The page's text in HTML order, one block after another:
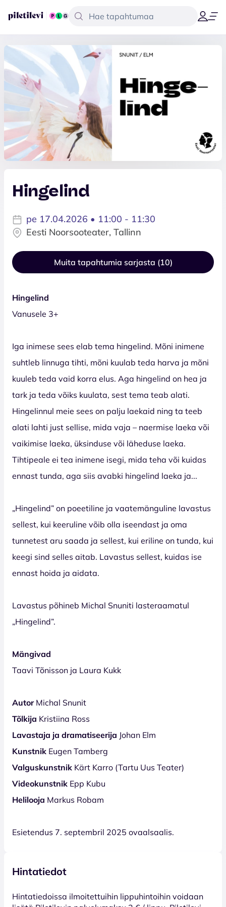
Hingelind
pe 17.04.2026 • 11:00 - 11:30
Eesti Noorsooteater, Tallinn
Muita tapahtumia sarjasta (10)
Hingelind
Vanusele 3+
Iga inimese sees elab tema hingelind. Mõni inimene
suhtleb linnuga tihti, mõni kuulab teda harva ja mõni
kuuleb teda vaid korra elus. Aga hingelind on hea ja
tark ja teda võiks kuulata, sest tema teab alati.
Hingelinnul meie sees on palju laekaid ning ta teeb
alati lahti just sellise, mida vaja – naermise laeka või
vaikimise laeka, üksinduse või läheduse laeka.
Tihtipeale ei tea inimene isegi, mida teha või kuidas
ennast tunda, aga siis avabki hingelind laeka ja...
„Hingelind” on poeetiline ja vaatemänguline lavastus
sellest, kui keeruline võib olla iseendast ja oma
tunnetest aru saada ja sellest, kui eriline on tunda, kui
keegi sind selles aitab. Lavastus sellest, kuidas ise
ennast hoida ja aidata.
Lavastus põhineb Michal Snuniti lasteraamatul
„Hingelind”.
Mängivad
Taavi Tõnisson ja Laura Kukk
AutorMichal Snunit
Tõlkija Kristiina Ross
Lavastaja ja dramatiseerija Johan Elm
Kunstnik Eugen Tamberg
Valguskunstnik Kärt Karro (Tartu Uus Teater)
Videokunstnik Epp Kubu
Helilooja Markus Robam
Esietendus 7. septembril 2025 ovaalsaalis.
Hintatiedot
Hinta­tiedoissa ilmoitettuihin lippuhintoihin voidaan